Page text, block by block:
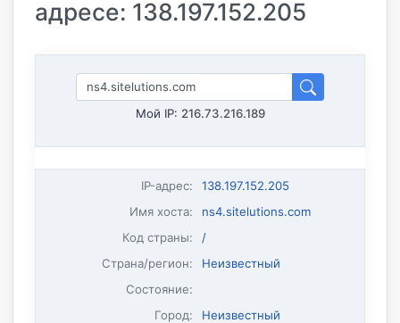
адресе: 138.197.152.205
Мой IP: 216.73.216.189
IP-адрес:
138.197.152.205
Имя хоста:
ns4.sitelutions.com
Код страны:
/
Страна/регион:
Неизвестный
Состояние:
Город:
Неизвестный